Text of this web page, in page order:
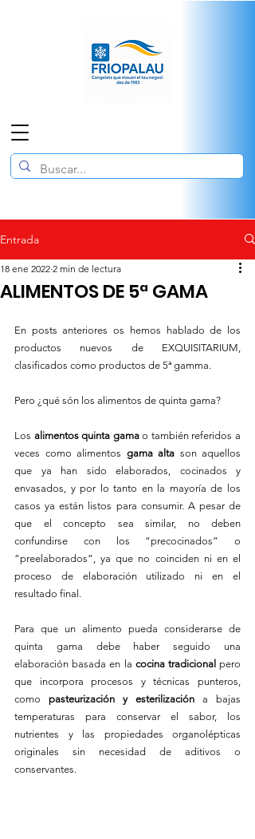
Entrada
ALIMENTOS DE 5ª GAMA
18 ene 2022 2 min de lectura
En posts anteriores os hemos hablado de los
productos nuevos de EXQUISITARIUM,
clasificados como productos de 5ª gamma.
Pero ¿qué són los alimentos de quinta gama?
Los alimentos quinta gama o también referidos a
veces como alimentos gama alta son aquellos
que ya han sido elaborados, cocinados y
envasados, y por lo tanto en la mayoría de los
casos ya están listos para consumir. A pesar de
que el concepto sea similar, no deben
confundirse con los “precocinados” o
“preelaborados”, ya que no coinciden ni en el
proceso de elaboración utilizado ni en el
resultado final.
Para que un alimento pueda considerarse de
quinta gama debe haber seguido una
elaboración basada en la cocina tradicional pero
que incorpora procesos y técnicas punteros,
como pasteurización y esterilización a bajas
temperaturas para conservar el sabor, los
nutrientes y las propiedades organolépticas
originales sin necesidad de aditivos o
conservantes.